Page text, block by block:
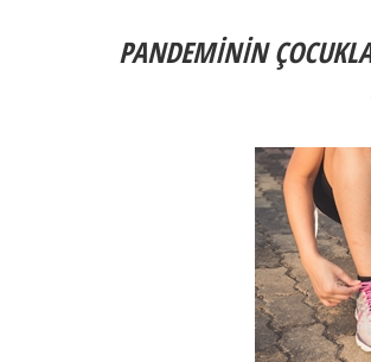
PANDEMİNİN